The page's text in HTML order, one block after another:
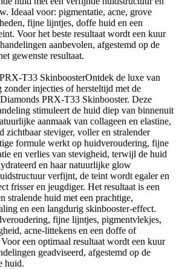
Ideaal voor: pigmentatie, acne, grove
fijne lijntjes, doffe huid en een
Voor het beste resultaat wordt een kuur
aanbevolen, afgestemd op de
gewenste resultaat.
T33 SkinboosterOntdek de luxe van
injecties of hersteltijd met de
PRX-T33 Skinbooster. Deze
stimuleert de huid diep van binnenuit
aanmaak van collageen en elastine,
zichtbaar steviger, voller en stralender
formule werkt op huidveroudering, fijne
en verlies van stevigheid, terwijl de huid
en haar natuurlijke glow
verfijnt, de teint wordt egaler en
frisser en jeugdiger. Het resultaat is een
stralende huid met een prachtige,
en een langdurig skinbooster-effect.
fijne lijntjes, pigmentvlekjes,
acne-littekens en een doffe of
een optimaal resultaat wordt een kuur
geadviseerd, afgestemd op de
huid.